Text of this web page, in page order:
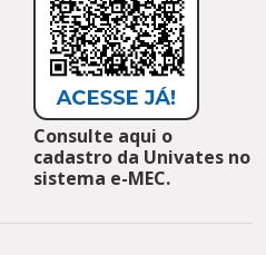
Consulte aqui o
cadastro da Univates no
sistema e-MEC.